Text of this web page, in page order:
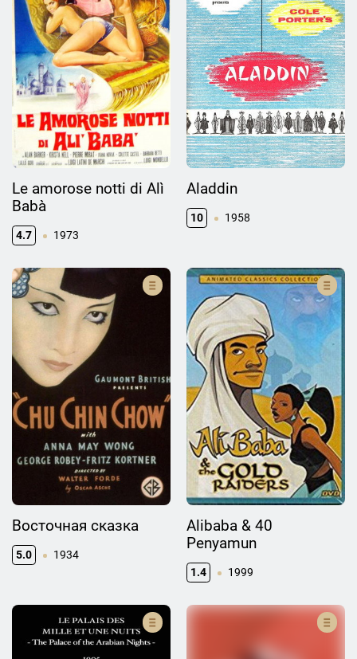
Le amorose notti di Alì
Babà
4.7 1973
Aladdin
10 1958
Восточная сказка
5.0 1934
Alibaba & 40
Penyamun
1.4 1999